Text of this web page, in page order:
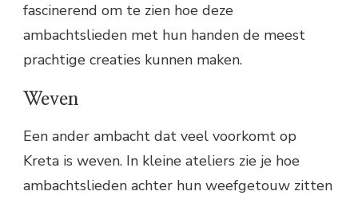
fascinerend om te zien hoe deze
ambachtslieden met hun handen de meest
prachtige creaties kunnen maken.
Weven
Een ander ambacht dat veel voorkomt op
Kreta is weven. In kleine ateliers zie je hoe
ambachtslieden achter hun weefgetouw zitten